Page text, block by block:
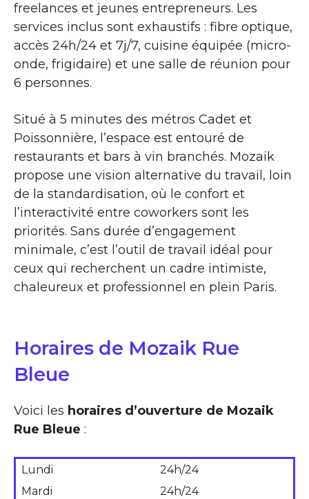
freelances et jeunes entrepreneurs. Les
services inclus sont exhaustifs : fibre optique,
accès 24h/24 et 7j/7, cuisine équipée (micro-
onde, frigidaire) et une salle de réunion pour
6 personnes.
Situé à 5 minutes des métros Cadet et
Poissonnière, l’espace est entouré de
restaurants et bars à vin branchés. Mozaik
propose une vision alternative du travail, loin
de la standardisation, où le confort et
l’interactivité entre coworkers sont les
priorités. Sans durée d’engagement
minimale, c’est l’outil de travail idéal pour
ceux qui recherchent un cadre intimiste,
chaleureux et professionnel en plein Paris.
Horaires de Mozaik Rue
Bleue
Voici les horaires d’ouverture de Mozaik
Rue Bleue :
Lundi
24h/24
Mardi
24h/24